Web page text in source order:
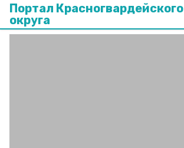
Портал Красногвардейского
округа